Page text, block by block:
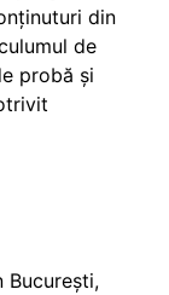
din
de
probă și
București,